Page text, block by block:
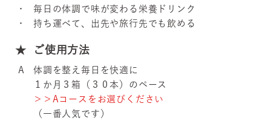
毎日の体調で味が変わる栄養ドリンク
持ち運べて、出先や旅行先でも飲める
ご使用方法
A
体調を整え毎日を快適に
１か月３箱（３０本）のペース
＞＞ Aコースをお選びください
（一番人気です）